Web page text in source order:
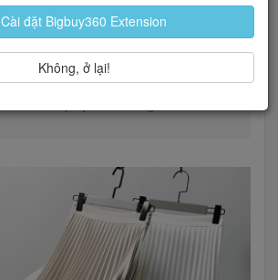
Thời Trang Nữ
Chân váy
Cài đặt Bigbuy360 Extension
Không, ở lại!